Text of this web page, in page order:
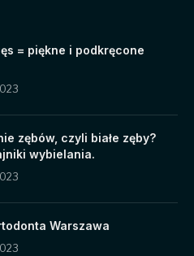
= piękne i podkręcone
zębów, czyli białe zęby?
wybielania.
Warszawa